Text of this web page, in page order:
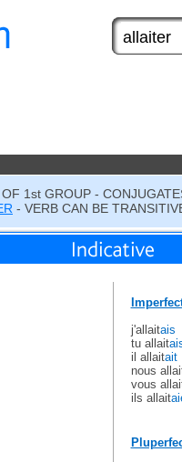
1st GROUP -
- VERB CAN BE
j'allaitais
tu allait
il allaitait
nous
vous
ils allait